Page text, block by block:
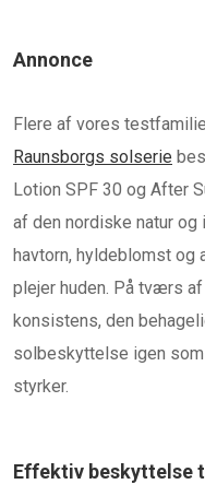
Annonce
Flere af vores
Raunsborgs solserie
Lotion SPF 30 og After
af den nordiske natur
havtorn, hyldeblomst og
plejer huden. På tværs
konsistens, den
solbeskyttelse igen
styrker.
Effektiv beskyttelse